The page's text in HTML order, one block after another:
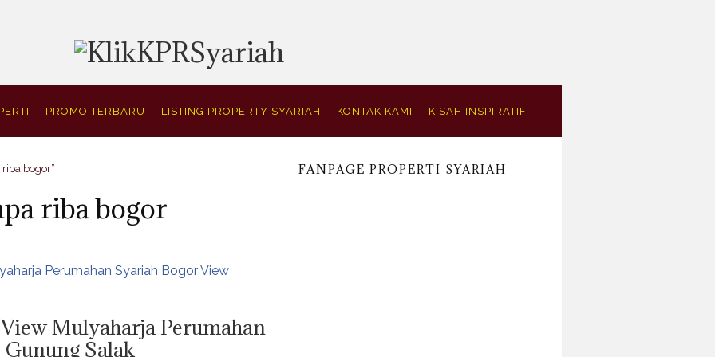
PROMO TERBARU LISTING PROPERTY SYARIAH KONTAK KAMI KISAH INSPIRATIF
bogor”
riba bogor
Mulyaharja Perumahan
Salak
FANPAGE PROPERTI SYARIAH